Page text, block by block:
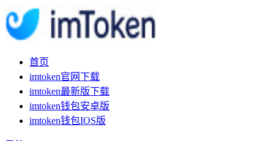
首页
imtoken官网下载
imtoken最新版下载
imtoken钱包安卓版
imtoken钱包IOS版